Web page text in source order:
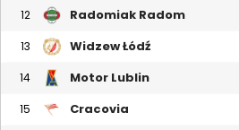
12 Radomiak Radom
13 Widzew Łódź
14 Motor Lublin
15 Cracovia